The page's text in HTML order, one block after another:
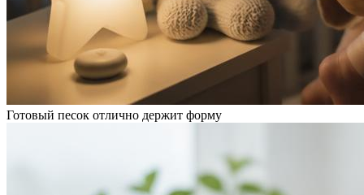
Готовый песок отлично держит форму